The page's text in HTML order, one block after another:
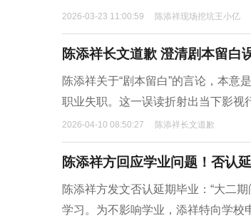
2026-03-23 11:00:59 陈添祥现场挖坑王小亿
陈添祥长文道歉 澄清剧本留白
陈添祥关于“剧本留白”的言论，本意
职业失职。这一误读折射出当下影视
2026-04-10 08:50:27 陈添祥长文道歉
陈添祥方回应学业问题！否认
陈添祥方发文否认延期毕业：“大二
学习。为不影响学业，添祥特向学校